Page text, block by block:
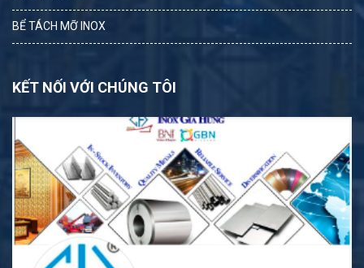
BỂ TÁCH MỠ INOX
KẾT NỐI VỚI CHÚNG TÔI